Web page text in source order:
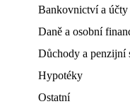
Bankovnictví a účty
Daně a osobní
Důchody a penzijní
Hypotéky
Ostatní